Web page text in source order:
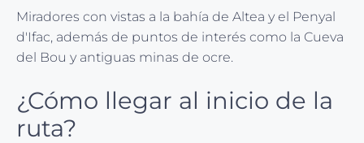
Miradores con vistas a la bahía de Altea y el Penyal
d'Ifac, además de puntos de interés como la Cueva
del Bou y antiguas minas de ocre.
¿Cómo llegar al inicio de la
ruta?